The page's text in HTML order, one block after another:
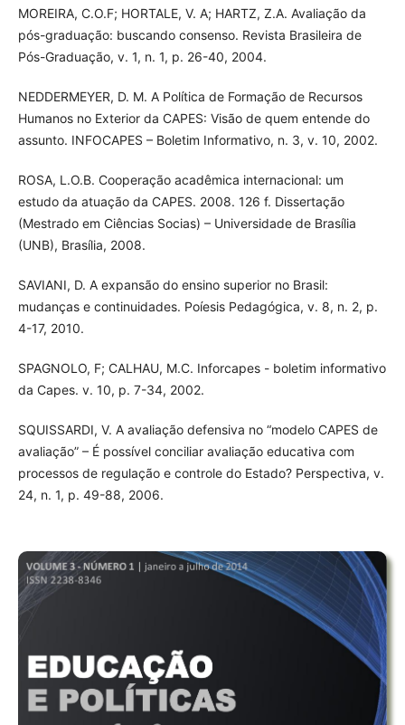
MOREIRA, C.O.F; HORTALE, V. A; HARTZ, Z.A. Avaliação da
pós-graduação: buscando consenso. Revista Brasileira de
Pós-Graduação, v. 1, n. 1, p. 26-40, 2004.
NEDDERMEYER, D. M. A Política de Formação de Recursos
Humanos no Exterior da CAPES: Visão de quem entende do
assunto. INFOCAPES – Boletim Informativo, n. 3, v. 10, 2002.
ROSA, L.O.B. Cooperação acadêmica internacional: um
estudo da atuação da CAPES. 2008. 126 f. Dissertação
(Mestrado em Ciências Socias) – Universidade de Brasília
(UNB), Brasília, 2008.
SAVIANI, D. A expansão do ensino superior no Brasil:
mudanças e continuidades. Poíesis Pedagógica, v. 8, n. 2, p.
4-17, 2010.
SPAGNOLO, F; CALHAU, M.C. Inforcapes - boletim informativo
da Capes. v. 10, p. 7-34, 2002.
SQUISSARDI, V. A avaliação defensiva no “modelo CAPES de
avaliação” – É possível conciliar avaliação educativa com
processos de regulação e controle do Estado? Perspectiva, v.
24, n. 1, p. 49-88, 2006.